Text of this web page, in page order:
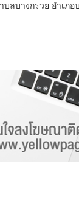
ลบางกรวย อำเภ